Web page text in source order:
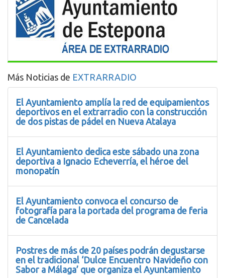
Más Noticias de EXTRARRADIO
El Ayuntamiento amplía la red de equipamientos
deportivos en el extrarradio con la construcción
de dos pistas de pádel en Nueva Atalaya
El Ayuntamiento dedica este sábado una zona
deportiva a Ignacio Echeverría, el héroe del
monopatín
El Ayuntamiento convoca el concurso de
fotografía para la portada del programa de feria
de Cancelada
Postres de más de 20 países podrán degustarse
en el tradicional ‘Dulce Encuentro Navideño con
Sabor a Málaga’ que organiza el Ayuntamiento